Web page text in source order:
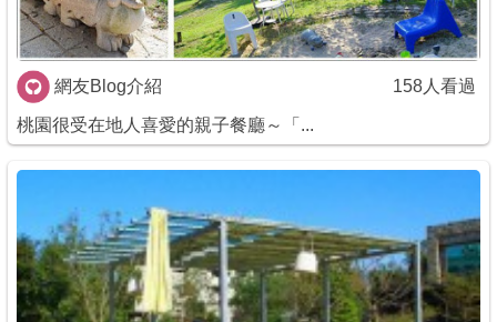
網友Blog介紹 158人看過
桃園很受在地人喜愛的親子餐廳～「...